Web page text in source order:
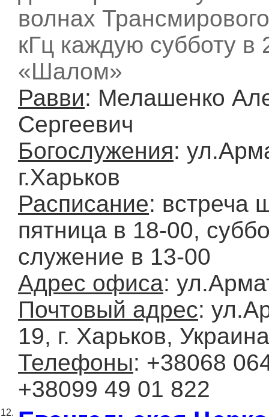
волнах
кГц каждую субботу в
«Шалом»
Равви: Мелашенко
Сергеевич
Богослужения:
г.Харьков
Расписание: встреча
пятница в 18-00,
служение в 13-00
Адрес офиса:
Почтовый адрес:
19, г. Харьков, Украина
Телефоны: +38068
+38099 49 01 822
12.